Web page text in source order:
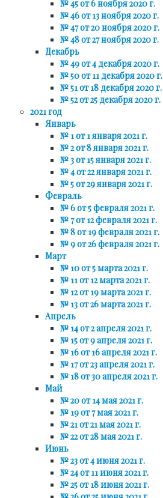
№ 45 от 6 ноября 2020 г.
№ 46 от 13 ноября 2020 г.
№ 47 от 20 ноября 2020 г.
№ 48 от 27 ноября 2020 г.
Декабрь
№ 49 от 4 декабря 2020 г.
№ 50 от 11 декабря 2020 г.
№ 51 от 18 декабря 2020 г.
№ 52 от 25 декабря 2020 г.
2021 год
Январь
№ 1 от 1 января 2021 г.
№ 2 от 8 января 2021 г.
№ 3 от 15 января 2021 г.
№ 4 от 22 января 2021 г.
№ 5 от 29 января 2021 г.
Февраль
№ 6 от 5 февраля 2021 г.
№ 7 от 12 февраля 2021 г.
№ 8 от 19 февраля 2021 г.
№ 9 от 26 февраля 2021 г.
Март
№ 10 от 5 марта 2021 г.
№ 11 от 12 марта 2021 г.
№ 12 от 19 марта 2021 г.
№ 13 от 26 марта 2021 г.
Апрель
№ 14 от 2 апреля 2021 г.
№ 15 от 9 апреля 2021 г.
№ 16 от 16 апреля 2021 г.
№ 17 от 23 апреля 2021 г.
№ 18 от 30 апреля 2021 г.
Май
№ 20 от 14 мая 2021 г.
№ 19 от 7 мая 2021 г.
№ 21 от 21 мая 2021 г.
№ 22 от 28 мая 2021 г.
Июнь
№ 23 от 4 июня 2021 г.
№ 24 от 11 июня 2021 г.
№ 25 от 18 июня 2021 г.